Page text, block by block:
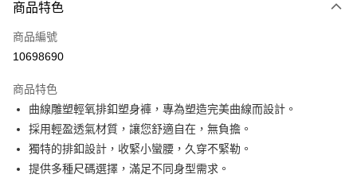
信用卡一次付款
超商取貨付款
Apple Pay
街口支付
悠遊付
商品特色
商品編號
10698690
商品特色
曲線雕塑輕氧排釦塑身褲，專為塑造完美曲線而設計。
採用輕盈透氣材質，讓您舒適自在，無負擔。
獨特的排釦設計，收緊小蠻腰，久穿不緊勒。
提供多種尺碼選擇，滿足不同身型需求。